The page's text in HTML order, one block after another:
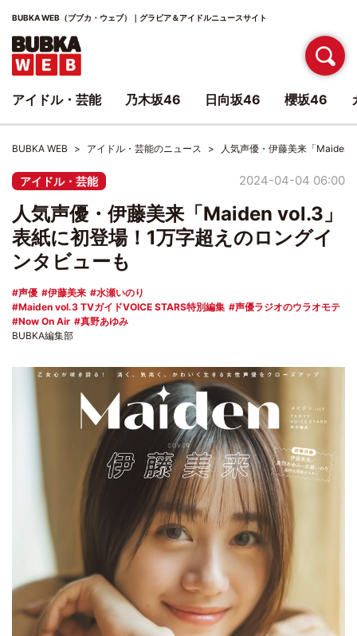
BUBKA WEB（ブブカ・ウェブ）｜グラビア＆アイドルニュースサイト
BUBKA WEB アイドル・芸能のニュース 人気声優・伊藤美来「Maiden
アイドル・芸能 2024-04-04 06:00
人気声優・伊藤美来「Maiden vol.3」
表紙に初登場！1万字超えのロングイ
ンタビューも
声優 伊藤美来
水瀬いのり
Maiden vol.3 TVガイドVOICE STARS特別編集
声優ラジオのウラオモテ
Now On Air
真野あゆみ
BUBKA編集部
アイドル・芸能 乃木坂46 日向坂46 櫻坂46